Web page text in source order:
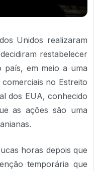
Unidos realizaram
restabelecer
em meio a uma
no Estreito
dos EUA, conhecido
as ações são uma
horas depois que
temporária que